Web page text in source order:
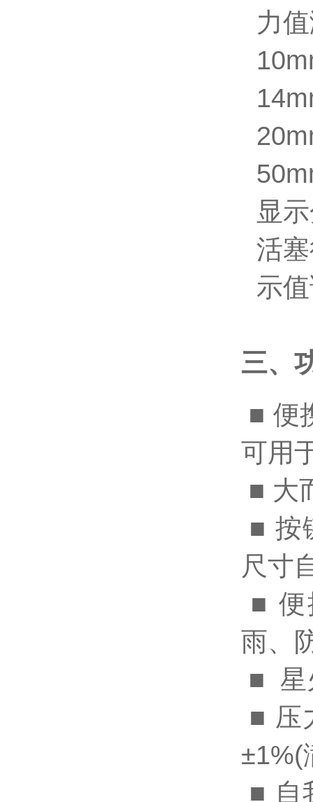
力
显
活
示
三、
■ 便
可用
■ 大
■ 按
尺寸
■ 便
雨、
■ 星
■ 压
±1%(
■ 自